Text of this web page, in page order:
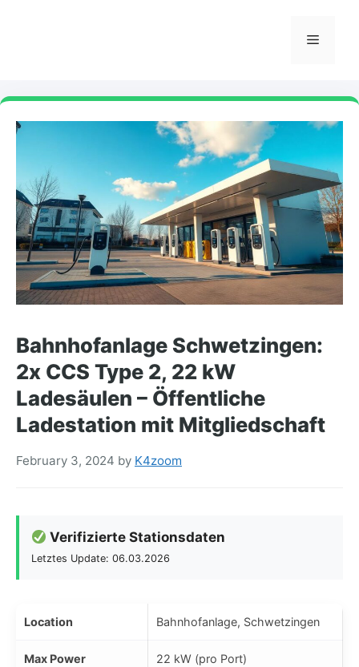
Menu
Bahnhofanlage Schwetzingen:
2x CCS Type 2, 22 kW
Ladesäulen – Öffentliche
Ladestation mit Mitgliedschaft
February 3, 2024 by K4zoom
Verifizierte Stationsdaten
Letztes Update: 06.03.2026
Location Bahnhofanlage, Schwetzingen
Max Power 22 kW (pro Port)